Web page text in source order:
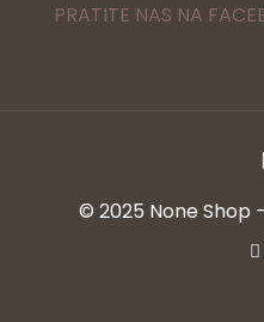
PRATITE NAS NA
© 2025 None Shop